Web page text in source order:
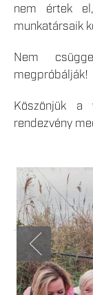
nem értek
munkatársaik
Nem
megpróbálják!
Köszönjük a
rendezvény
Impresszum
Kapcsolat